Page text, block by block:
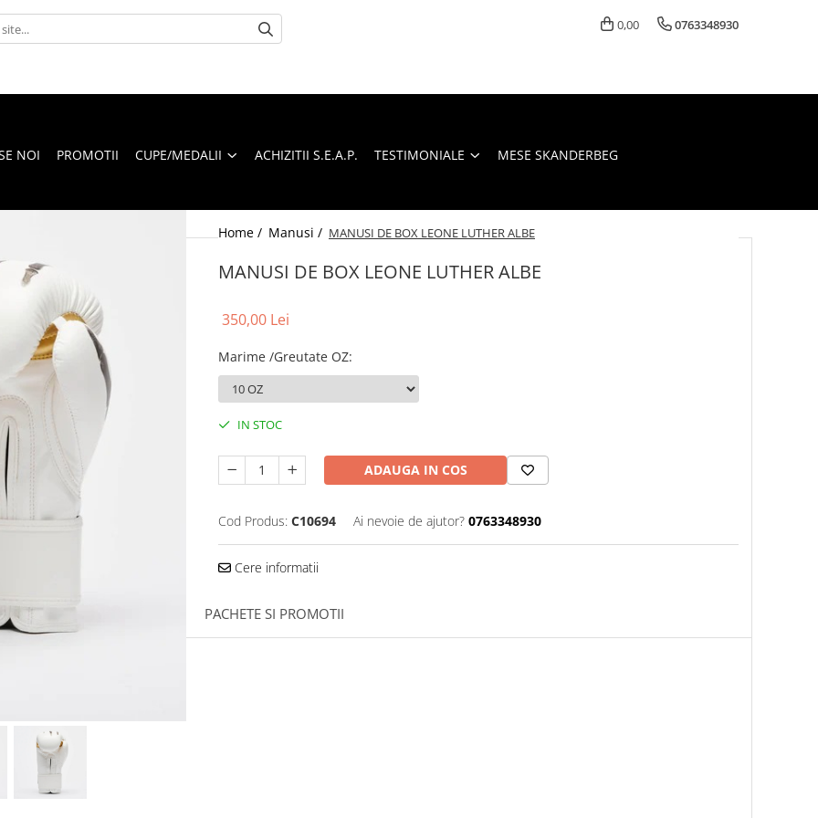
0,00 0763348930
NOI PROMOTII CUPE/MEDALII ACHIZITII S.E.A.P. TESTIMONIALE MESE SKANDERBEG
Home / Manusi / MANUSI DE BOX LEONE LUTHER ALBE
MANUSI DE BOX LEONE LUTHER ALBE
350,00 Lei
Marime /Greutate OZ:
IN STOC
ADAUGA IN COS
Cod Produs: C10694 Ai nevoie de ajutor? 0763348930
Cere informatii
PACHETE SI PROMOTII